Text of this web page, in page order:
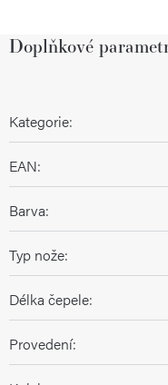
Doplňkové
Kategorie:
EAN:
Barva:
Typ nože:
Délka čepele:
Provedení: